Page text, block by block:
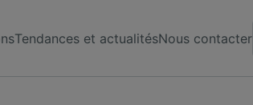
Tendances et actualitésNous contacter